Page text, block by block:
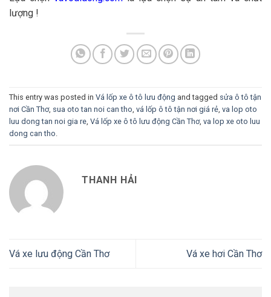
lượng !
This entry was posted in Vá lốp xe ô tô lưu động and tagged sửa ô tô tận
nơi Cần Thơ, sua oto tan noi can tho, vá lốp ô tô tận nơi giá rẻ, va lop oto
luu dong tan noi gia re, Vá lốp xe ô tô lưu động Cần Thơ, va lop xe oto luu
dong can tho.
THANH HẢI
Vá xe lưu động Cần Thơ Vá xe hơi Cần Thơ